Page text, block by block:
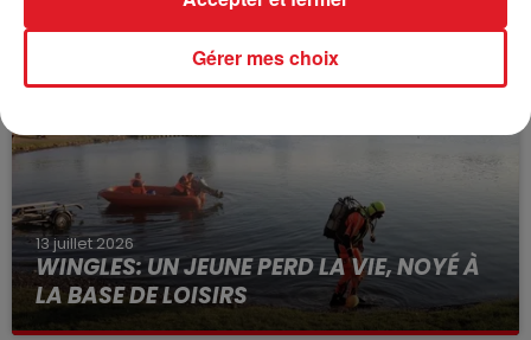
Selon les premiers éléments, le logement servait
à des prostituées
13 juillet 2026
WINGLES: UN JEUNE PERD LA VIE, NOYÉ À
LA BASE DE LOISIRS
La victime a coulé à pic
Gérer mes choix